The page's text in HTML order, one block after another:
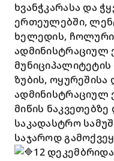
ხვანჭკარასა და
ერთეულებში,
ხელედის,
ადმინისტრაციულ
ზუბის, ოყურეშისა
ადმინისტრაციულ
მიწის
საკადასტრო
საჯაროდ
12